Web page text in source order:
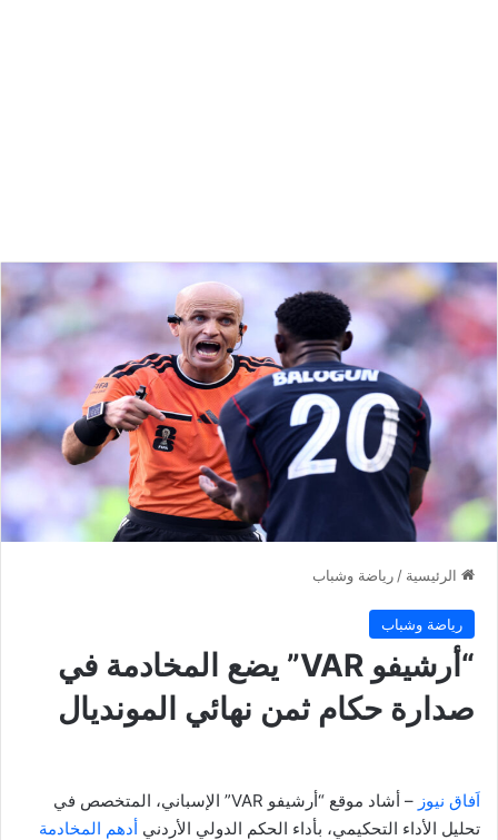
الرئيسية / رياضة وشباب
رياضة وشباب
“أرشيفو VAR” يضع المخادمة في
صدارة حكام ثمن نهائي المونديال
اَفاق نيوز
– أشاد موقع “أرشيفو VAR” الإسباني، المتخصص في
تحليل الأداء التحكيمي، بأداء الحكم الدولي الأردني أدهم المخادمة